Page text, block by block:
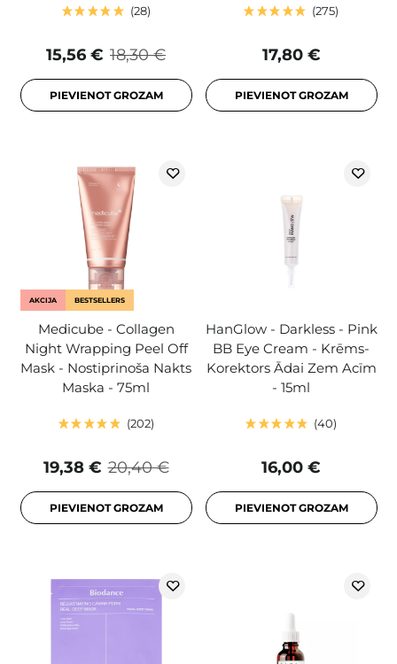
28
18,30 €
15,56 €
PIEVIENOT GROZAM
275
17,80 €
PIEVIENOT GROZAM
AKCIJA BESTSELLERS
Medicube - Collagen
Night Wrapping Peel Off
Mask - Nostiprinoša Nakts
Maska - 75ml
202
20,40 €
19,38 €
PIEVIENOT GROZAM
HanGlow - Darkless - Pink
BB Eye Cream - Krēms-
Korektors Ādai Zem Acīm
- 15ml
40
16,00 €
PIEVIENOT GROZAM